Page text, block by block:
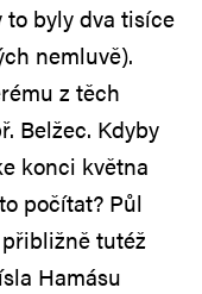
byly dva tisíce
nemluvě).
z těch
Belžec. Kdyby
konci května
počítat? Půl
tutéž
Hamásu